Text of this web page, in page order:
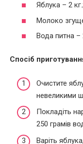
Яблука – 2 кг.;
Молоко
Вода питна –
Спосіб
Очистите
невеликими
Покладіть
250 грамів
Варіть